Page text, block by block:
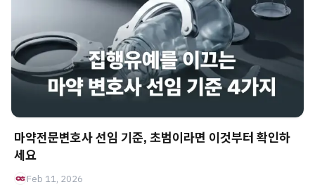
마약전문변호사 선임 기준, 초범이라면 이것부터 확인하
세요
Feb 11, 2026